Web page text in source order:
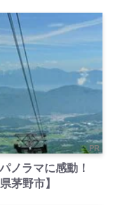
PR
ノラマに感動！
茅野市】